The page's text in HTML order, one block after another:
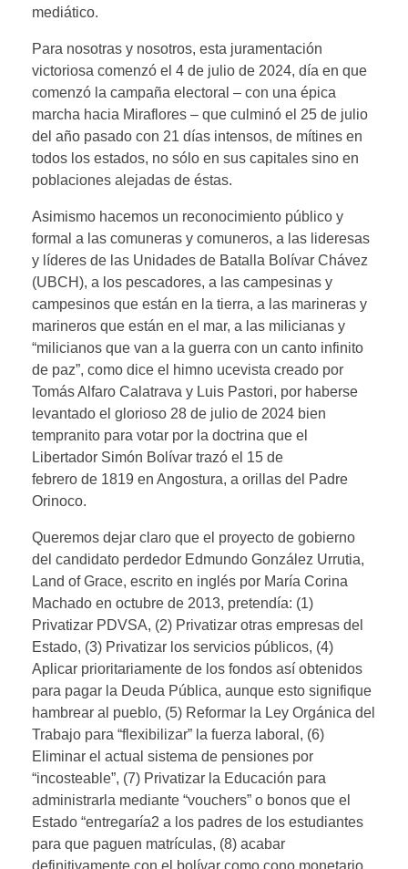
mediático.
Para nosotras y nosotros, esta juramentación
victoriosa comenzó el 4 de julio de 2024, día en que
comenzó la campaña electoral – con una épica
marcha hacia Miraflores – que culminó el 25 de julio
del año pasado con 21 días intensos, de mítines en
todos los estados, no sólo en sus capitales sino en
poblaciones alejadas de éstas.
Asimismo hacemos un reconocimiento público y
formal a las comuneras y comuneros, a las lideresas
y líderes de las Unidades de Batalla Bolívar Chávez
(UBCH), a los pescadores, a las campesinas y
campesinos que están en la tierra, a las marineras y
marineros que están en el mar, a las milicianas y
“milicianos que van a la guerra con un canto infinito
de paz”, como dice el himno ucevista creado por
Tomás Alfaro Calatrava y Luis Pastori, por haberse
levantado el glorioso 28 de julio de 2024 bien
tempranito para votar por la doctrina que el
Libertador Simón Bolívar trazó el 15 de
febrero de 1819 en Angostura, a orillas del Padre
Orinoco.
Queremos dejar claro que el proyecto de gobierno
del candidato perdedor Edmundo González Urrutia,
Land of Grace, escrito en inglés por María Corina
Machado en octubre de 2013, pretendía: (1)
Privatizar PDVSA, (2) Privatizar otras empresas del
Estado, (3) Privatizar los servicios públicos, (4)
Aplicar prioritariamente de los fondos así obtenidos
para pagar la Deuda Pública, aunque esto signifique
hambrear al pueblo, (5) Reformar la Ley Orgánica del
Trabajo para “flexibilizar” la fuerza laboral, (6)
Eliminar el actual sistema de pensiones por
“incosteable”, (7) Privatizar la Educación para
administrarla mediante “vouchers” o bonos que el
Estado “entregaría2 a los padres de los estudiantes
para que paguen matrículas, (8) acabar
definitivamente con el bolívar como cono monetario